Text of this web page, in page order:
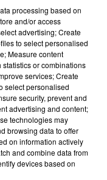
MANAL
Wqita
processing based on
and/or access
advertising; Create
to select personalised
Measure content
or combinations
services; Create
select personalised
security, prevent and
advertising and content;
technologies may
browsing data to offer
on information actively
and combine data from
devices based on